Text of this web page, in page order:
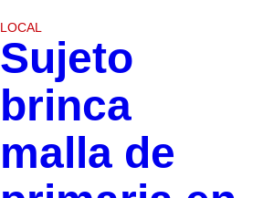
LOCAL
Sujeto
brinca
malla de